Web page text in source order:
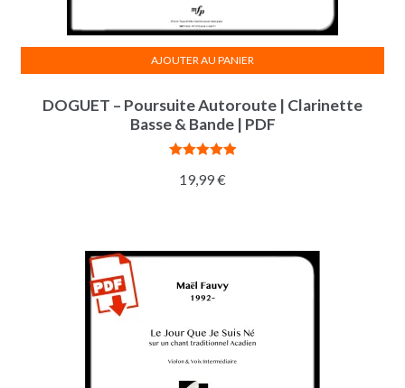
DOGUET – Poursuite Autoroute | Clarinette
Basse & Bande | PDF
sur 5
19,99€
AJOUTER AU PANIER